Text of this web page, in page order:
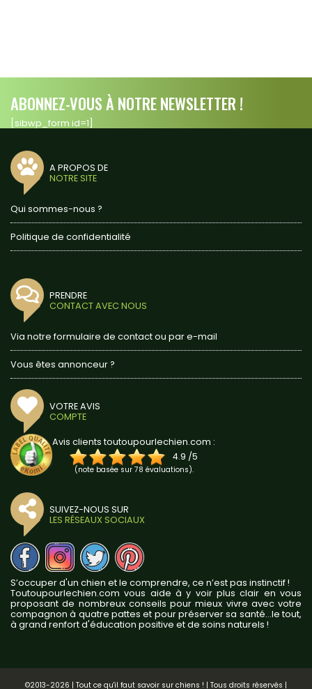
ABONNEZ-VOUS À NOTRE NEWSLETTER !
[sibwp_form id=1]
A PROPOS DE
NOTRE SITE
Qui sommes-nous ?
Politique de confidentialité
PRENDRE
CONTACT AVEC NOUS
Via notre formulaire de contact ou par e-mail
Vous êtes annonceur ?
VOTRE AVIS
COMPTE
Avis clients toutoupourlechien.com :
4.9 /5
(note basée sur 78 évaluations).
SUIVEZ-NOUS SUR
LES RÉSEAUX SOCIAUX
S’occuper d'un chien et le comprendre, ce n’est pas instinctif !
Toutoupourlechien.com vous aide à y voir plus clair en vous
proposant de nombreux conseils pour mieux vivre avec votre
compagnon à quatre pattes et pour préserver sa santé...le tout,
à grand renfort d'éducation positive et de soins naturels !